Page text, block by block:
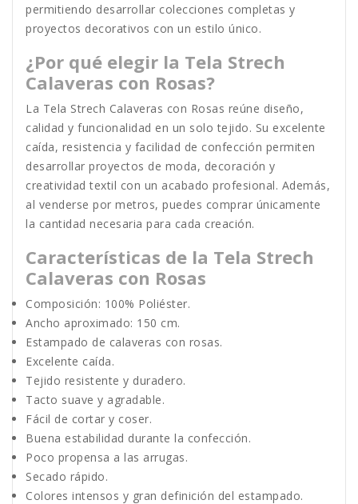
permitiendo desarrollar colecciones completas y
proyectos decorativos con un estilo único.
¿Por qué elegir la Tela Strech
Calaveras con Rosas?
La Tela Strech Calaveras con Rosas reúne diseño,
calidad y funcionalidad en un solo tejido. Su excelente
caída, resistencia y facilidad de confección permiten
desarrollar proyectos de moda, decoración y
creatividad textil con un acabado profesional. Además,
al venderse por metros, puedes comprar únicamente
la cantidad necesaria para cada creación.
Características de la Tela Strech
Calaveras con Rosas
Composición: 100% Poliéster.
Ancho aproximado: 150 cm.
Estampado de calaveras con rosas.
Excelente caída.
Tejido resistente y duradero.
Tacto suave y agradable.
Fácil de cortar y coser.
Buena estabilidad durante la confección.
Poco propensa a las arrugas.
Secado rápido.
Colores intensos y gran definición del estampado.